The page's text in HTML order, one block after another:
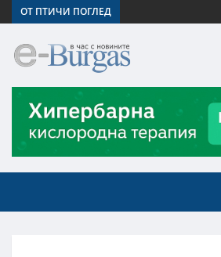
ОТ ПТИЧИ ПОГЛЕД